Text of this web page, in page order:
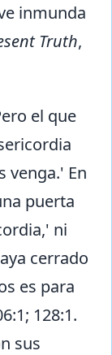
inmunda
Truth,
el que
venga.' En
puerta
ni
cerrado
es para
128:1.
sus